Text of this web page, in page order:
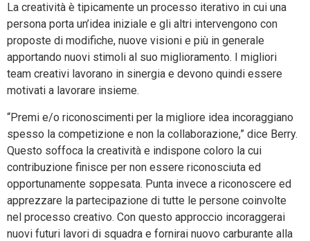
La creatività è tipicamente un processo iterativo in cui una
persona porta un’idea iniziale e gli altri intervengono con
proposte di modifiche, nuove visioni e più in generale
apportando nuovi stimoli al suo miglioramento. I migliori
team creativi lavorano in sinergia e devono quindi essere
motivati a lavorare insieme.
“Premi e/o riconoscimenti per la migliore idea incoraggiano
spesso la competizione e non la collaborazione,” dice Berry.
Questo soffoca la creatività e indispone coloro la cui
contribuzione finisce per non essere riconosciuta ed
opportunamente soppesata. Punta invece a riconoscere ed
apprezzare la partecipazione di tutte le persone coinvolte
nel processo creativo. Con questo approccio incoraggerai
nuovi futuri lavori di squadra e fornirai nuovo carburante alla